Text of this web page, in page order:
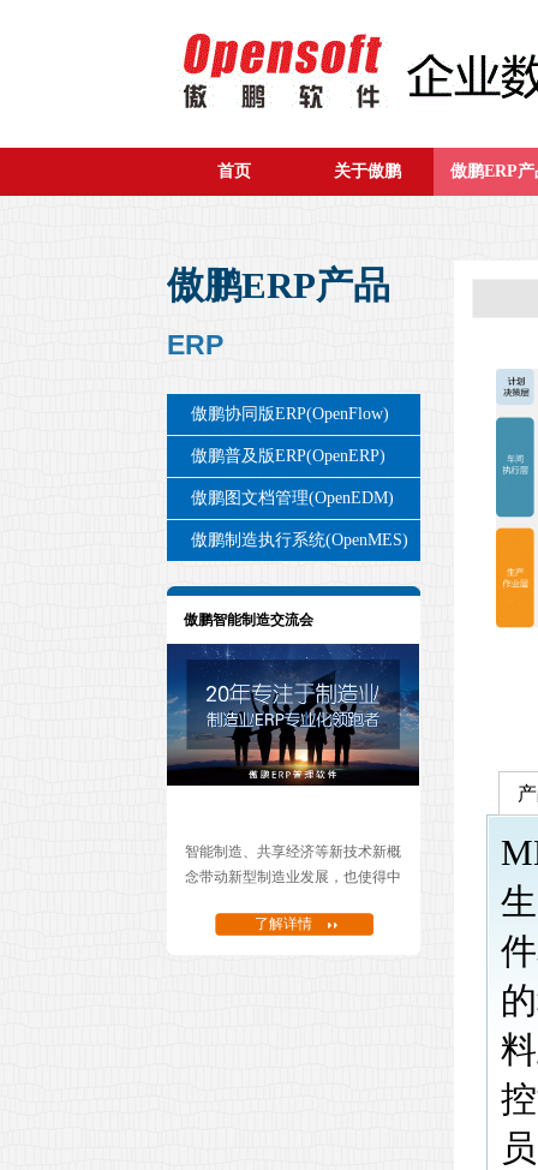
首页 关于傲鹏 傲鹏ERP产
傲鹏ERP产品
ERP
傲鹏协同版ERP(OpenFlow)
傲鹏普及版ERP(OpenERP)
傲鹏图文档管理(OpenEDM)
傲鹏制造执行系统(OpenMES)
傲鹏智能制造交流会
智能制造、共享经济等新技术新概
念带动新型制造业发展，也使得中
智能制造转型，我们可以通过哪些
了解详情